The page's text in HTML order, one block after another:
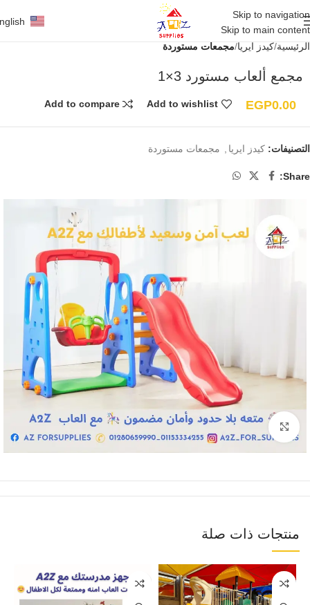
Skip to navigation
Skip to main content
الرئيسية كيدز ايريا مجمعات مستوردة
مجمع ألعاب مستورد 3×1
EGP0.00
Add to wishlist
Add to compare
التصنيفات: كيدز ايريا مجمعات مستوردة
Share:
Click to enlarge
منتجات ذات صلة